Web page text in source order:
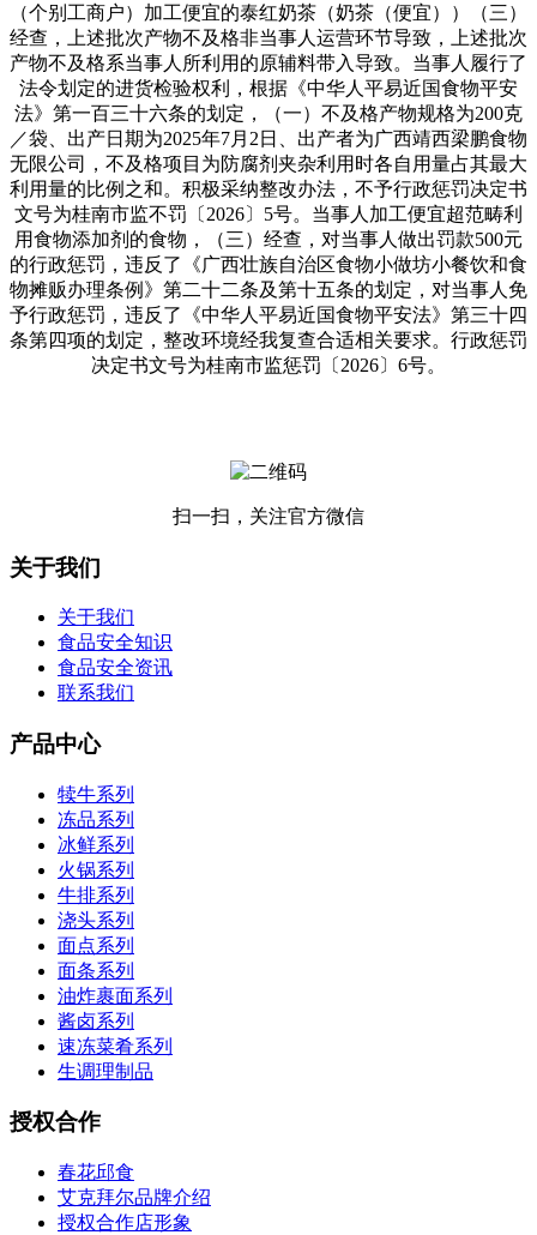
（个别工商户）加工便宜的泰红奶茶（奶茶（便宜））（三）
经查，上述批次产物不及格非当事人运营环节导致，上述批次
产物不及格系当事人所利用的原辅料带入导致。当事人履行了
法令划定的进货检验权利，根据《中华人平易近国食物平安
法》第一百三十六条的划定，（一）不及格产物规格为200克
／袋、出产日期为2025年7月2日、出产者为广西靖西梁鹏食物
无限公司，不及格项目为防腐剂夹杂利用时各自用量占其最大
利用量的比例之和。积极采纳整改办法，不予行政惩罚决定书
文号为桂南市监不罚〔2026〕5号。当事人加工便宜超范畴利
用食物添加剂的食物，（三）经查，对当事人做出罚款500元
的行政惩罚，违反了《广西壮族自治区食物小做坊小餐饮和食
物摊贩办理条例》第二十二条及第十五条的划定，对当事人免
予行政惩罚，违反了《中华人平易近国食物平安法》第三十四
条第四项的划定，整改环境经我复查合适相关要求。行政惩罚
决定书文号为桂南市监惩罚〔2026〕6号。
扫一扫，关注官方微信
关于我们
关于我们
食品安全知识
食品安全资讯
联系我们
产品中心
犊牛系列
冻品系列
冰鲜系列
火锅系列
牛排系列
浇头系列
面点系列
面条系列
油炸裹面系列
酱卤系列
速冻菜肴系列
生调理制品
授权合作
春花邱食
艾克拜尔品牌介绍
授权合作店形象